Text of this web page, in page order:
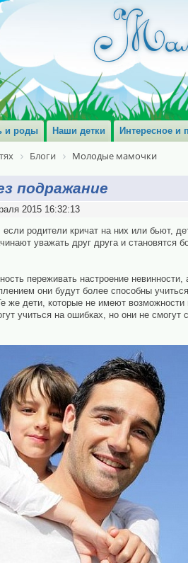
и роды Наши детки Интересное и
Блоги Молодые мамочки
подражание
2015 16:32:13
родители кричат на них или бьют,
уважать друг друга и
переживать настроение
они будут более способны
же дети, которые не имеют
учиться на ошибках, но они не